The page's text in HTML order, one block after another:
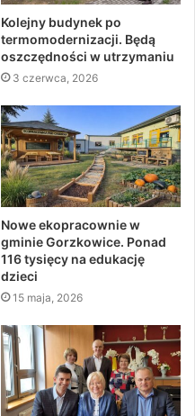
Kolejny budynek po
termomodernizacji. Będą
oszczędności w utrzymaniu
3 czerwca, 2026
Nowe ekopracownie w
gminie Gorzkowice. Ponad
116 tysięcy na edukację
dzieci
15 maja, 2026